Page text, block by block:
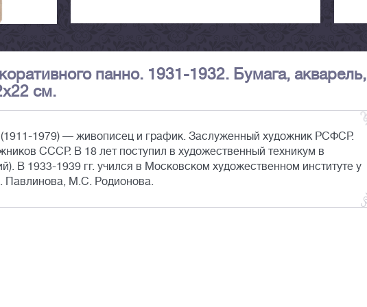
панно. 1931-1932. Бумага, акварель,
см.
(1911-1979) — живописец и график. Заслуженный художник РСФСР.
СССР. В 18 лет поступил в художественный техникум в
В 1933-1939 гг. учился в Московском художественном институте у
М.С. Родионова.